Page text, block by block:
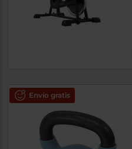
Envío gratis